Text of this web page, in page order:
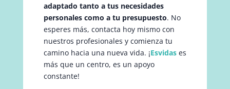
adaptado tanto a tus necesidades
personales como a tu presupuesto. No
esperes más, contacta hoy mismo con
nuestros profesionales y comienza tu
camino hacia una nueva vida. ¡Esvidas es
más que un centro, es un apoyo
constante!